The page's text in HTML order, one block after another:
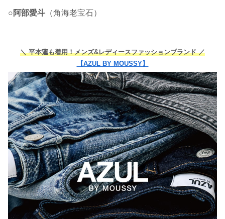
○阿部愛斗 （角海老宝石）
＼ 平本蓮も着用！メンズ&レディースファッションブランド ／
【AZUL BY MOUSSY】